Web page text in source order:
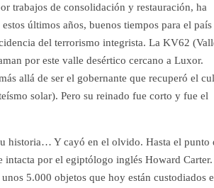
trabajos de consolidación y restauración, ha
últimos años, buenos tiempos para el país
del terrorismo integrista. La KV62
por este valle desértico cercano a Luxor.
allá de ser el gobernante que recuperó el
solar). Pero su reinado fue corto y fue el
historia… Y cayó en el olvido. Hasta el punto
intacta por el egiptólogo inglés Howard Carter.
5.000 objetos que hoy están custodiados